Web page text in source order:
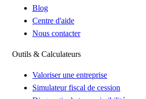
Blog
Centre d'aide
Nous contacter
Outils & Calculateurs
Valoriser une entreprise
Simulateur fiscal de cession